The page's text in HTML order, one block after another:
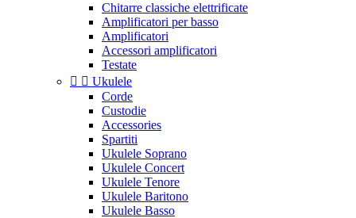
Chitarre classiche elettrificate
Amplificatori per basso
Amplificatori
Accessori amplificatori
Testate
  Ukulele
Corde
Custodie
Accessories
Spartiti
Ukulele Soprano
Ukulele Concert
Ukulele Tenore
Ukulele Baritono
Ukulele Basso